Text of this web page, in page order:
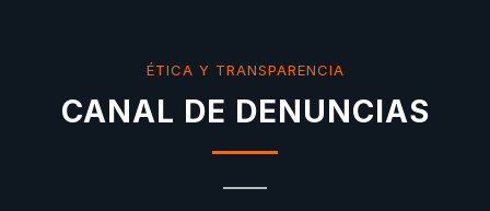
ÉTICA Y TRANSPARENCIA
CANAL DE DENUNCIAS